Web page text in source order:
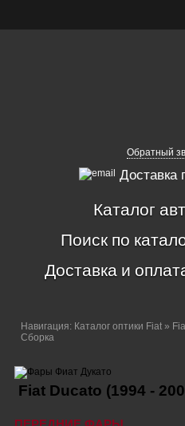
Обратный
Доставка
Каталог
Поиск по
Доставка и
Навигация: Каталог оптики Fiat»
Сборка
Fiat Ducato (1994 -